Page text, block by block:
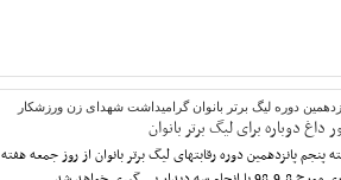
دوره لیگ برتر بانوان گرامیداشت شهدای زن ورزشکار
داغ دوباره برای لیگ برتر بانوان
پنجم پانزدهمین دوره رقابتهای لیگ برتر بانوان از روز جمعه هفته